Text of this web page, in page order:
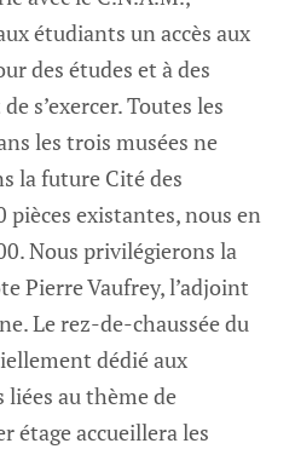
étudiants un accès aux
des études et à des
s’exercer. Toutes les
les trois musées ne
la future Cité des
pièces existantes, nous en
Nous privilégierons la
Pierre Vaufrey, l’adjoint
Le rez-de-chaussée du
dédié aux
au thème de
étage accueillera les